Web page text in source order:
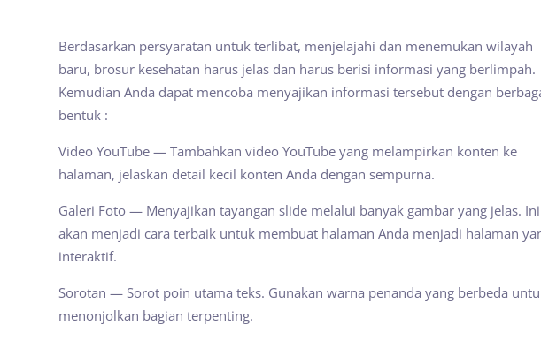
Berdasarkan persyaratan untuk terlibat, menjelajahi dan menemukan wilayah
baru, brosur kesehatan harus jelas dan harus berisi informasi yang berlimpah.
Kemudian Anda dapat mencoba menyajikan informasi tersebut dengan
bentuk :
Video YouTube — Tambahkan video YouTube yang melampirkan konten ke
halaman, jelaskan detail kecil konten Anda dengan sempurna.
Galeri Foto — Menyajikan tayangan slide melalui banyak gambar yang jelas. Ini
akan menjadi cara terbaik untuk membuat halaman Anda menjadi halaman
interaktif.
Sorotan — Sorot poin utama teks. Gunakan warna penanda yang berbeda
menonjolkan bagian terpenting.